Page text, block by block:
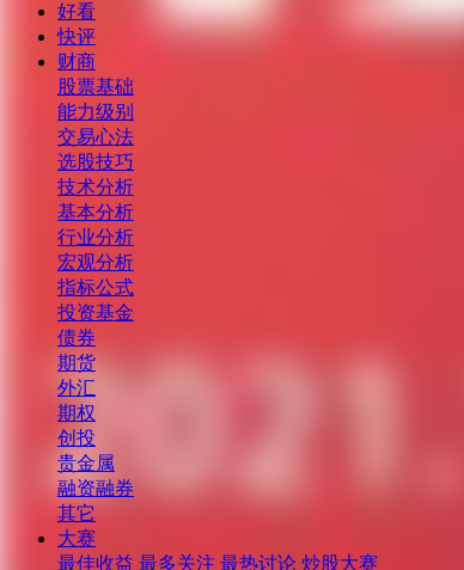
好看
快评
财商
股票基础
能力级别
交易心法
选股技巧
技术分析
基本分析
行业分析
宏观分析
指标公式
投资基金
债券
期货
外汇
期权
创投
贵金属
融资融券
其它
大赛
最佳收益 最多关注 最热讨论 炒股大赛